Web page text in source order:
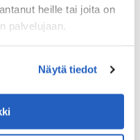
heille tai joita on
palvelujaan.
Näytä tiedot